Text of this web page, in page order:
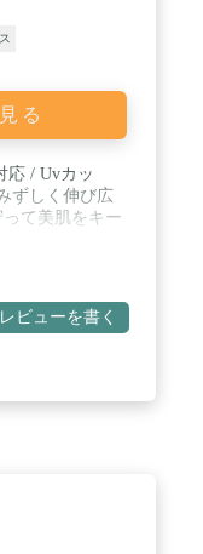
る
応 / Uvカッ
ずしく伸び広
て美肌をキー
レビューを書く